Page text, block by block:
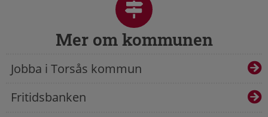
Mer om kommunen
Jobba i Torsås kommun
Fritidsbanken